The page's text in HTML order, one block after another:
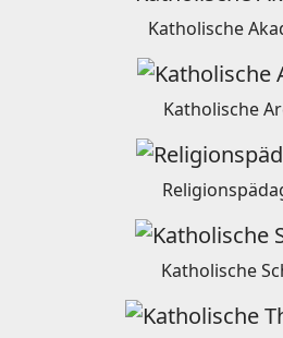
Katholische
Katholische
Katholische